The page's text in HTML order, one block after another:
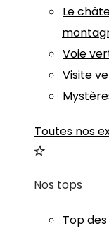
Le
Voie
Visite
Toutes nos
Nos tops
Top